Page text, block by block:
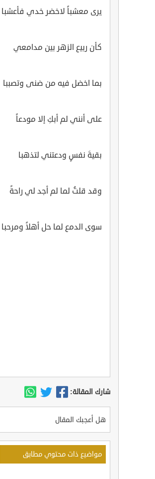
يرى معشباً لاخضر خدي فأعشبا
كأن ربيع الزهر بين مدامعي
بما اخضل فيه من ضنى وتصببا
على أنني لم أبكِ إلا مودعاً
بقيةَ نفسٍ ودعتني لتذهبا
وقد قلتُ لما لم أجد لي راحةً
سوى الدمع لما حل أهلاً ومرحبا
شارك المقالة:
هل أعجبك المقال
مواضيع ذات محتوي مطابق